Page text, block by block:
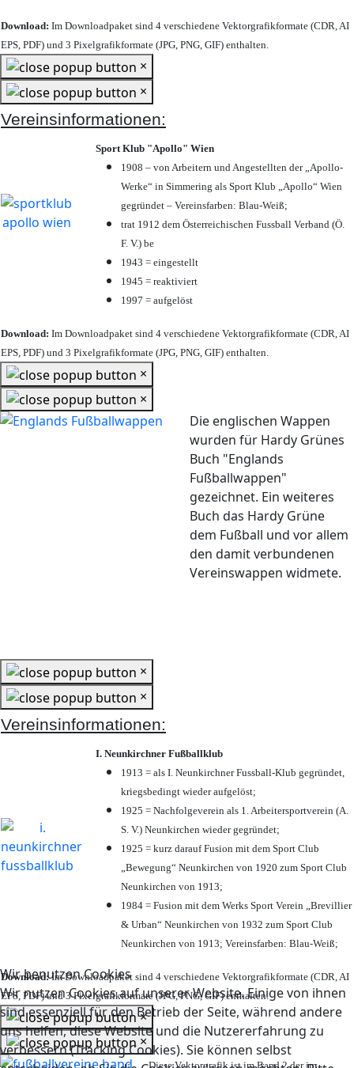
Wir benutzen Cookies
Wir nutzen Cookies auf unserer Website. Einige von ihnen
sind essenziell für den Betrieb der Seite, während andere
uns helfen, diese Website und die Nutzererfahrung zu
verbessern (Tracking Cookies). Sie können selbst
Download: Im Downloadpaket sind 4 verschiedene Vektorgrafikformate (CDR, AI
EPS, PDF) und 3 Pixelgrafikformate (JPG, PNG, GIF) enthalten.
×
×
Vereinsinformationen:
Sport Klub "Apollo" Wien
1908 – von Arbeitern und Angestellten der „Apollo-
Werke“ in Simmering als Sport Klub „Apollo“ Wien
gegründet – Vereinsfarben: Blau-Weiß;
trat 1912 dem Österreichischen Fussball Verband (Ö.
F. V.) be
1943 = eingestellt
1945 = reaktiviert
1997 = aufgelöst
Download: Im Downloadpaket sind 4 verschiedene Vektorgrafikformate (CDR, AI
EPS, PDF) und 3 Pixelgrafikformate (JPG, PNG, GIF) enthalten.
×
×
Die englischen Wappen
wurden für Hardy Grünes
Buch "Englands
Fußballwappen"
gezeichnet. Ein weiteres
Buch das Hardy Grüne
dem Fußball und vor allem
den damit verbundenen
Vereinswappen widmete.
×
×
Vereinsinformationen:
I. Neunkirchner Fußballklub
1913 = als I. Neunkirchner Fussball-Klub gegründet,
kriegsbedingt wieder aufgelöst;
1925 = Nachfolgeverein als 1. Arbeitersportverein (A.
S. V.) Neunkirchen wieder gegründet;
1925 = kurz darauf Fusion mit dem Sport Club
„Bewegung“ Neunkirchen von 1920 zum Sport Club
Neunkirchen von 1913;
1984 = Fusion mit dem Werks Sport Verein „Brevillier
& Urban“ Neunkirchen von 1932 zum Sport Club
Neunkirchen von 1913; Vereinsfarben: Blau-Weiß;
Download:Im Downloadpaket sind 4 verschiedene Vektorgrafikformate (CDR, AI
EPS, PDF) und 3 Pixelgrafikformate (JPG, PNG, GIF) enthalten.
×
×
Diese Vektorgrafik ist im Band 2 der im